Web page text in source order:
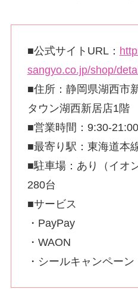
■公式サイトURL：
sangyo.co.jp/shop/
■住所：静岡県湖西市
タウン湖西新居店1階
■営業時間：9:30-21:00
■最寄り駅：東海道本
■駐車場：あり（イオ
280台
■サービス
・PayPay
・WAON
・シールキャンペーン